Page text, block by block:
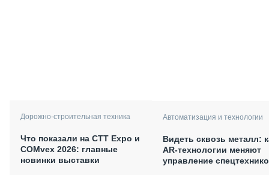
Дорожно-строительная техника
Что показали на CTT Expo и
COMvex 2026: главные
новинки выставки
Автоматизация и технологии
Видеть сквозь металл:
AR-технологии меняют
управление